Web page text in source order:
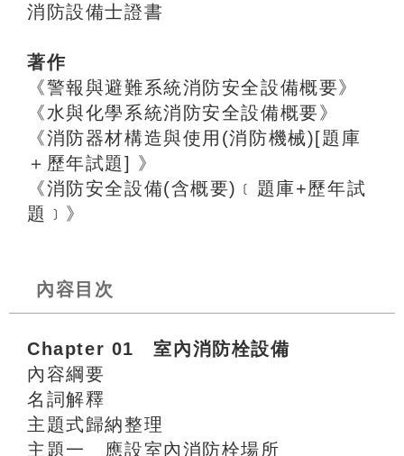
消防設備士證書
著作
《警報與避難系統消防安全設備概要》
《水與化學系統消防安全設備概要》
《消防器材構造與使用(消防機械)[題庫
＋歷年試題] 》
《消防安全設備(含概要)﹝題庫+歷年試
題﹞》
內容目次
Chapter 01 室內消防栓設備
內容綱要
名詞解釋
主題式歸納整理
主題一 應設室內消防栓場所